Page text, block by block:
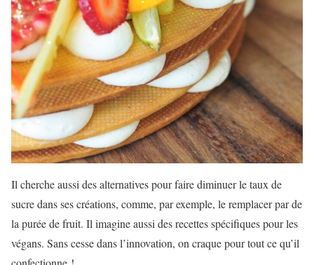
Il cherche aussi des alternatives pour faire diminuer le taux de
sucre dans ses créations, comme, par exemple, le remplacer par de
la purée de fruit. Il imagine aussi des recettes spécifiques pour les
végans. Sans cesse dans l’innovation, on craque pour tout ce qu’il